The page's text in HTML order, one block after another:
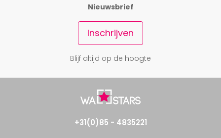
Nieuwsbrief
Inschrijven
Blijf altijd op de hoogte
+31(0)85 - 4835221